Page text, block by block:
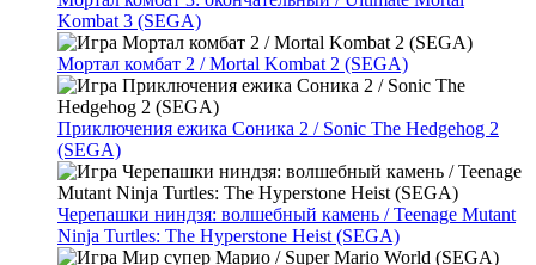
Kombat 3 (SEGA)
Мортал комбат 2 / Mortal Kombat 2 (SEGA)
Приключения ежика Соника 2 / Sonic The Hedgehog 2
(SEGA)
Черепашки ниндзя: волшебный камень / Teenage Mutant
Ninja Turtles: The Hyperstone Heist (SEGA)